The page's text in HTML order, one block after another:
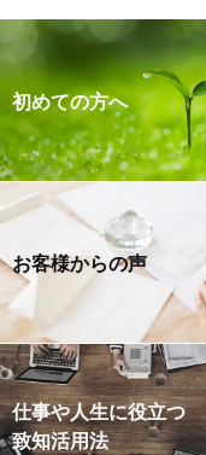
初めての方へ
お客様からの声
仕事や人生に役立つ
致知活用法